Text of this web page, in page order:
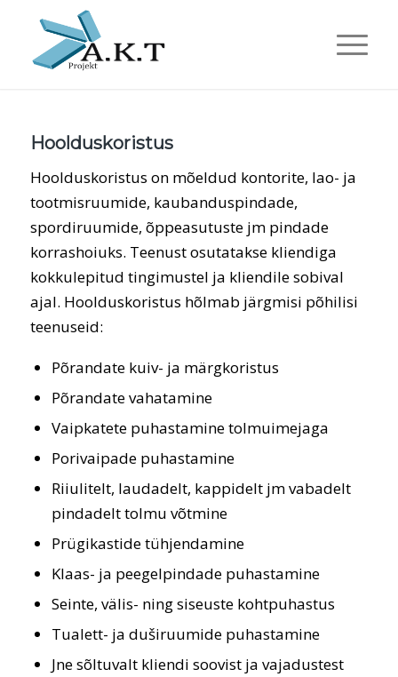
Hoolduskoristus
Hoolduskoristus on mõeldud kontorite, lao- ja
tootmisruumide, kaubanduspindade,
spordiruumide, õppeasutuste jm pindade
korrashoiuks. Teenust osutatakse kliendiga
kokkulepitud tingimustel ja kliendile sobival
ajal. Hoolduskoristus hõlmab järgmisi põhilisi
teenuseid:
Põrandate kuiv- ja märgkoristus
Põrandate vahatamine
Vaipkatete puhastamine tolmuimejaga
Porivaipade puhastamine
Riiulitelt, laudadelt, kappidelt jm vabadelt
pindadelt tolmu võtmine
Prügikastide tühjendamine
Klaas- ja peegelpindade puhastamine
Seinte, välis- ning siseuste kohtpuhastus
Tualett- ja duširuumide puhastamine
Jne sõltuvalt kliendi soovist ja vajadustest